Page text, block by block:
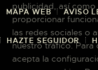
MAPA WEB AVISO
HAZTE SEGUIDOR
publicidad, así como
proporcionar
las redes sociales o
nuestro tráfico. Para
acepta la